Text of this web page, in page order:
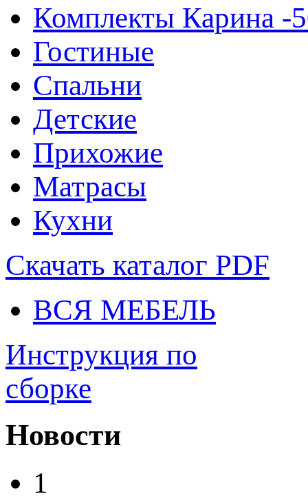
Комплекты Карина -
Гостиные
Спальни
Детские
Прихожие
Матрасы
Кухни
Скачать каталог PDF
ВСЯ МЕБЕЛЬ
Инструкция по
сборке
Новости
1